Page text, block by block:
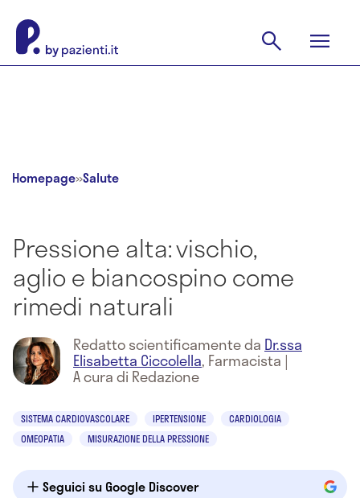
Homepage»Salute
Pressione alta: vischio,
aglio e biancospino come
rimedi naturali
Redatto scientificamente da Dr.ssa
Elisabetta Ciccolella, Farmacista |
A cura di Redazione
SISTEMA CARDIOVASCOLARE IPERTENSIONE
CARDIOLOGIA
OMEOPATIA
MISURAZIONE DELLA PRESSIONE
Seguici su Google Discover